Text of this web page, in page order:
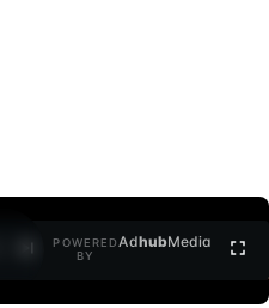
POWERED
BY
AdhubMedia